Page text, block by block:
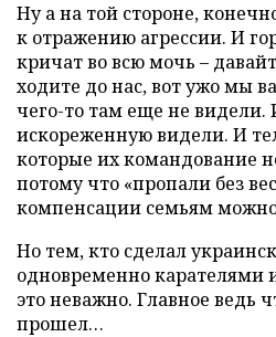
Ну а на той стороне,
к отражению агрессии. И
кричат во всю мочь –
ходите до нас, вот ужо мы
чего-то там еще не видели.
искореженную видели. И
которые их командование
потому что «пропали без
компенсации семьям
Но тем, кто сделал
одновременно
это неважно. Главное ведь
прошел…